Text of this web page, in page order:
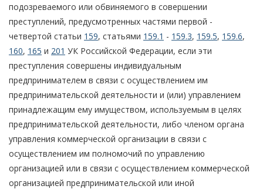
подозреваемого или обвиняемого в совершении
преступлений, предусмотренных частями первой -
четвертой статьи 159, статьями 159.1 - 159.3, 159.5, 159.6,
160, 165 и 201 УК Российской Федерации, если эти
преступления совершены индивидуальным
предпринимателем в связи с осуществлением им
предпринимательской деятельности и (или) управлением
принадлежащим ему имуществом, используемым в целях
предпринимательской деятельности, либо членом органа
управления коммерческой организации в связи с
осуществлением им полномочий по управлению
организацией или в связи с осуществлением коммерческой
организацией предпринимательской или иной